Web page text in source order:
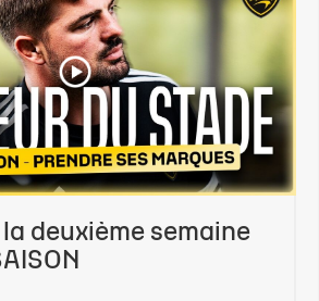
la deuxième semaine